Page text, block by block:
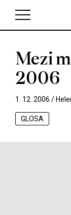
Mezi
2006
1. 12. 2006 /
GLOSA